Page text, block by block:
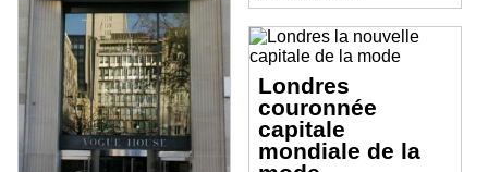
Londres
couronnée
capitale
mondiale de la